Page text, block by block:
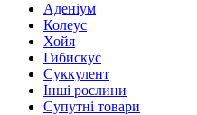
Аденіум
Колеус
Хойя
Гибискус
Суккулент
Інші рослини
Супутні товари